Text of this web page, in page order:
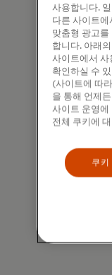
상세한 거
추적하는
포트폴리
사용합니다.
다른 사이트에
맞춤형 광고를
합니다. 아래
사이트에서 사
확인하실 수
(사이트에 따
을 통해 언제
사이트 운영에
전체 쿠키에
쿠키